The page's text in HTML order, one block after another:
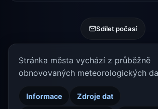
Sdílet počasí
Stránka města vychází z průběžně
obnovovaných meteorologických
Informace Zdroje dat